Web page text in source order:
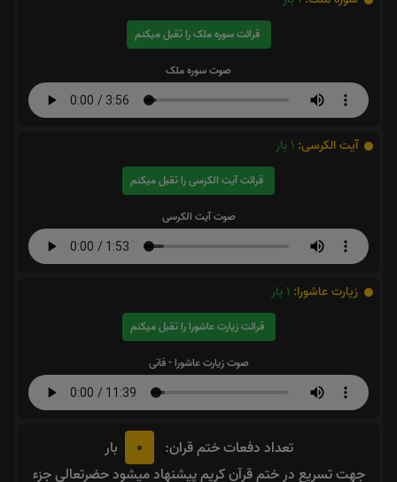
قرائت سوره ملک را تقبل میکنم
صوت سوره ملک
آیت الکرسی: 1 بار
قرائت آیت الکرسی را تقبل میکنم
صوت آیت الکرسی
زیارت عاشورا: 1 بار
قرائت زیارت عاشورا را تقبل میکنم
صوت زیارت عاشورا - فانی
تعداد دفعات ختم قران: 0
بار
جهت تسریع در ختم قرآن کریم پیشنهاد میشود حضرتعالی جزء